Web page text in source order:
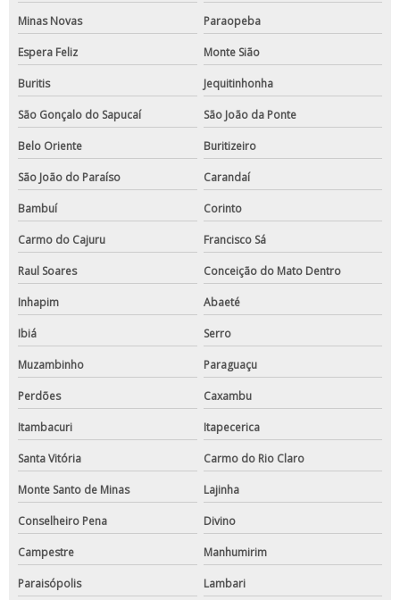
Minas Novas Paraopeba
Espera Feliz Monte Sião
Buritis Jequitinhonha
São Gonçalo do Sapucaí São João da Ponte
Belo Oriente Buritizeiro
São João do Paraíso Carandaí
Bambuí Corinto
Carmo do Cajuru Francisco Sá
Raul Soares Conceição do Mato Dentro
Inhapim Abaeté
Ibiá Serro
Muzambinho Paraguaçu
Perdões Caxambu
Itambacuri Itapecerica
Santa Vitória Carmo do Rio Claro
Monte Santo de Minas Lajinha
Conselheiro Pena Divino
Campestre Manhumirim
Paraisópolis Lambari